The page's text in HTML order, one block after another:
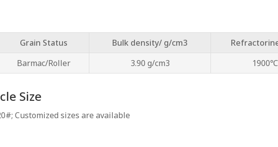
Grain Status Bulk density/ g/cm3
Barmac/Roller 3.90 g/cm3 1900℃
Size
Customized sizes are available